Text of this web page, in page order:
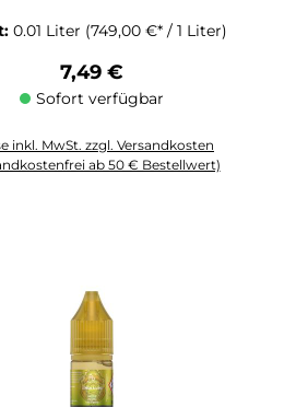
0.01 Liter (749,00 €* / 1 Liter)
Regulärer Preis:
7,49 €
Sofort verfügbar
inkl. MwSt. zzgl. Versandkosten
ab 50 € Bestellwert)